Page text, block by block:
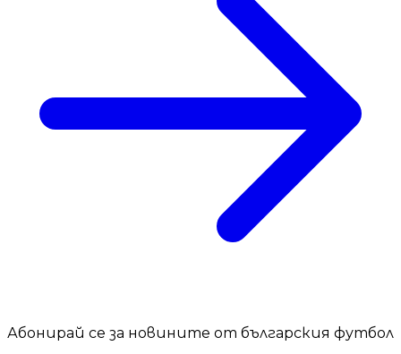
Абонирай се за новините от българския футбол